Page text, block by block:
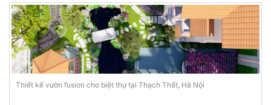
Thiết kế vườn fusion cho biệt thự tại Thạch Thất, Hà Nội